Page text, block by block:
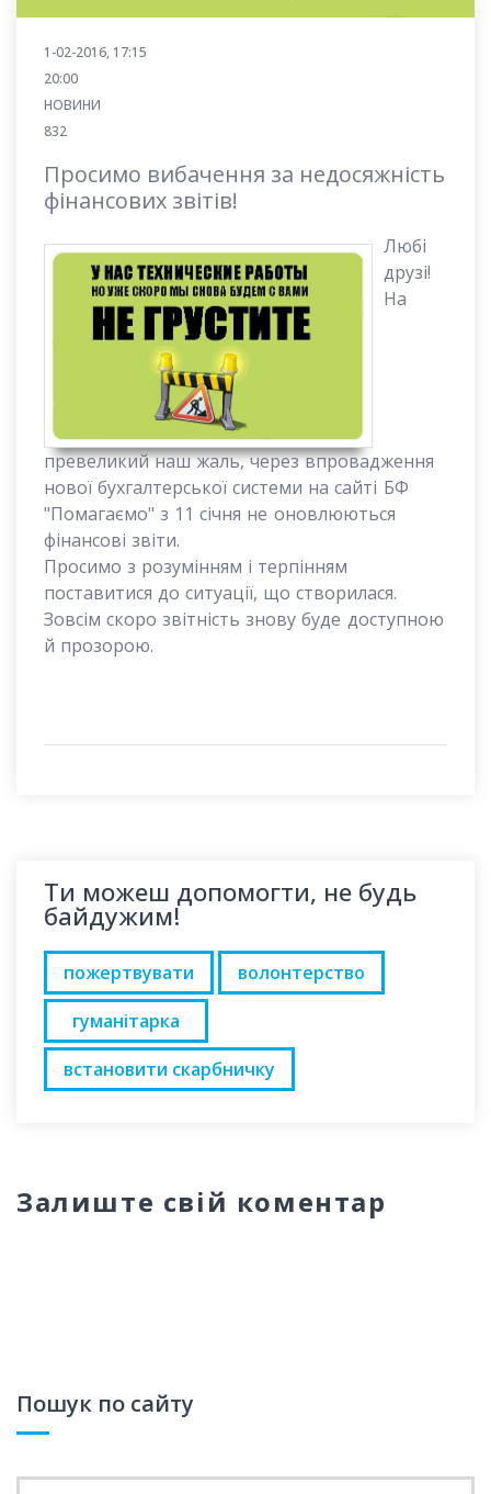
1-02-2016, 17:15
20:00
НОВИНИ
832
Просимо вибачення за недосяжність
фінансових звітів!
Любі
друзі!
На
превеликий наш жаль, через впровадження
нової бухгалтерської системи на сайті БФ
"Помагаємо" з 11 січня не оновлюються
фінансові звіти.
Просимо з розумінням і терпінням
поставитися до ситуації, що створилася.
Зовсім скоро звітність знову буде доступною
й прозорою.
Ти можеш допомогти, не будь
байдужим!
пожертвувати
волонтерство
гуманітарка
встановити скарбничку
Залиште свій коментар
Пошук по сайту